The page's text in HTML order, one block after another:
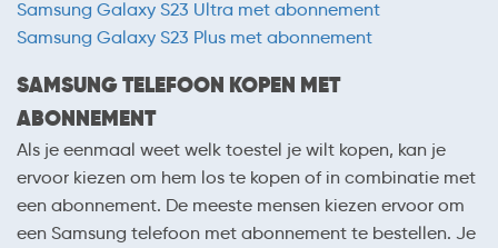
Samsung Galaxy S23 Ultra met abonnement
Samsung Galaxy S23 Plus met abonnement
SAMSUNG TELEFOON KOPEN MET
ABONNEMENT
Als je eenmaal weet welk toestel je wilt kopen, kan je
ervoor kiezen om hem los te kopen of in combinatie met
een abonnement. De meeste mensen kiezen ervoor om
een Samsung telefoon met abonnement te bestellen. Je